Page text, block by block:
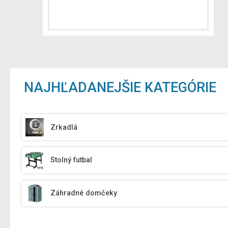
NAJHĽADANEJŠIE KATEGÓRIE
Zrkadlá
Stolný futbal
Záhradné domčeky